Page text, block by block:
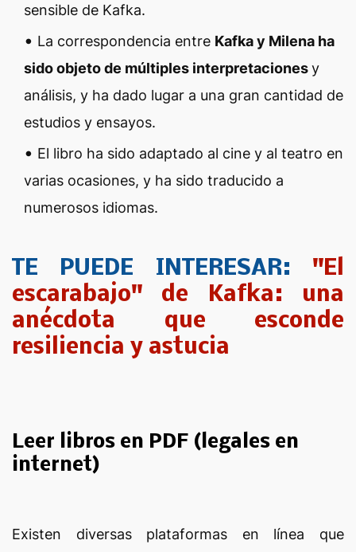
sensible de Kafka.
La correspondencia entre Kafka y Milena ha
sido objeto de múltiples interpretacionesy
análisis, y ha dado lugar a una gran cantidad de
estudios y ensayos.
El libro ha sido adaptado al cine y al teatro en
varias ocasiones, y ha sido traducido a
numerosos idiomas.
TE PUEDE INTERESAR: "El
escarabajo" de Kafka: una
anécdota que esconde
resiliencia y astucia
Leer libros en PDF (legales en
internet)
Existen diversas plataformas en línea que